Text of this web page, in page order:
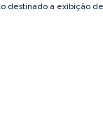
destinado a exibição